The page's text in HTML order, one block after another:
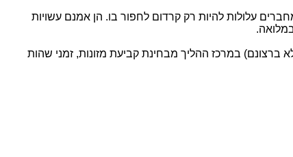
עלולות להיות רק קרדום לחפור בו. הן אמנם עשויות
ברצונם) במרכז ההליך מבחינת קביעת מזונות, זמני שהות